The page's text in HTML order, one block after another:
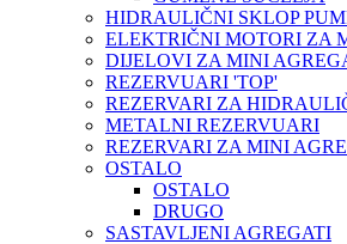
HIDRAULIČNI SKLOP
ELEKTRIČNI MOTORI ZA
DIJELOVI ZA MINI
REZERVUARI 'TOP'
REZERVARI ZA
METALNI REZERVUARI
REZERVARI ZA MINI
OSTALO
OSTALO
DRUGO
SASTAVLJENI AGREGATI